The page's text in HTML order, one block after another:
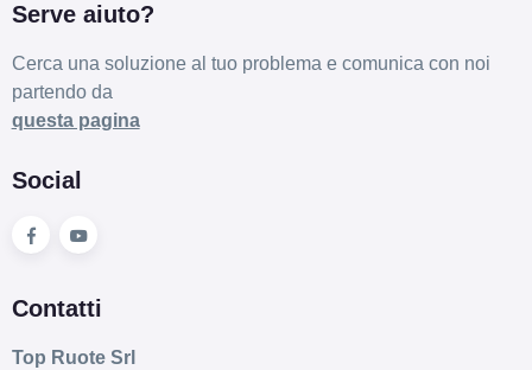
Serve aiuto?
Cerca una soluzione al tuo problema e comunica con noi
partendo da
questa pagina
Social
Contatti
Top Ruote Srl